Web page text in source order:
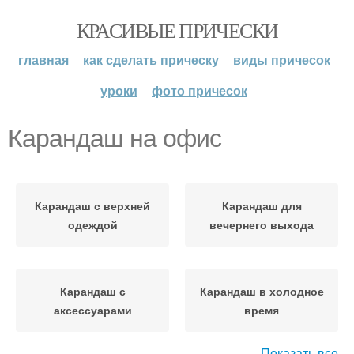
КРАСИВЫЕ ПРИЧЕСКИ
главная как сделать прическу
виды причесок
уроки
фото причесок
Карандаш на офис
Карандаш с верхней
одеждой
Карандаш для
вечернего выхода
Карандаш с
аксессуарами
Карандаш в холодное
время